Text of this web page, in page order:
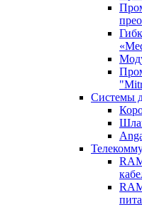
Системы